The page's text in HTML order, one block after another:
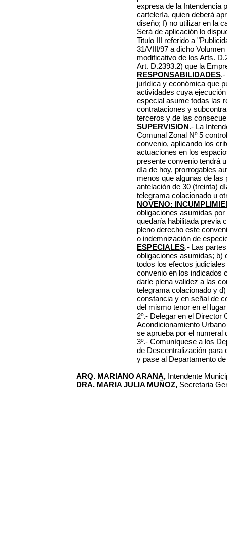
expresa de la Intendencia
cartelería, quien deberá
diseño; f) no utilizar en la
Será de aplicación lo
Titulo III referido a
31/VIII/97 a dicho
modificativo de los Arts.
Art. D.2393.2) que la
RESPONSABILIDADES
jurídica y económica que
actividades cuya
especial asume todas las
contrataciones y
terceros y de las
SUPERVISION.- La
Comunal Zonal Nº 5
convenio, aplicando los
actuaciones en los
presente convenio tendrá
día de hoy, prorrogables
menos que algunas de las
antelación de 30 (treinta)
telegrama colacionado u
NOVENO:
obligaciones asumidas
quedaría habilitada previa
pleno derecho este
o indemnización de
ESPECIALES.- Las
obligaciones asumidas; b)
todos los efectos
convenio en los indicados
darle plena validez a las
telegrama colacionado y
constancia y en señal de
del mismo tenor en el
2º.- Delegar en el Director
Acondicionamiento
se aprueba por el numeral
3º.- Comuníquese a los
de Descentralización para
y pase al Departamento
ARQ. MARIANO ARANA, Intendente
DRA. MARIA JULIA MUÑOZ, Secretaria